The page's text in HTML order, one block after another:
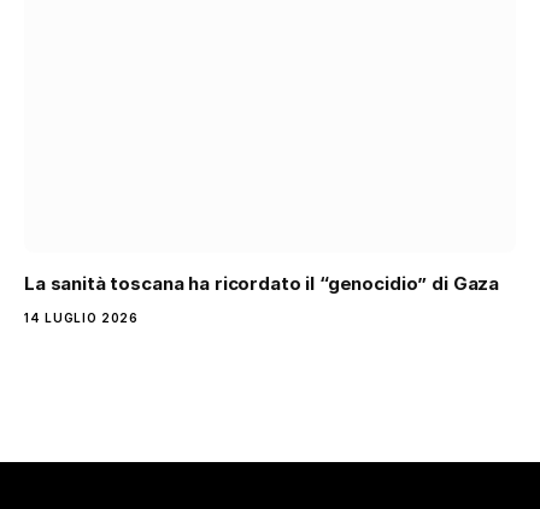
La sanità toscana ha ricordato il “genocidio” di Gaza
14 LUGLIO 2026